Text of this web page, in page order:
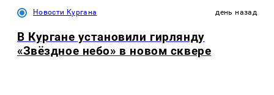
Новости Кургана день назад
В Кургане установили гирлянду
«Звёздное небо» в новом сквере